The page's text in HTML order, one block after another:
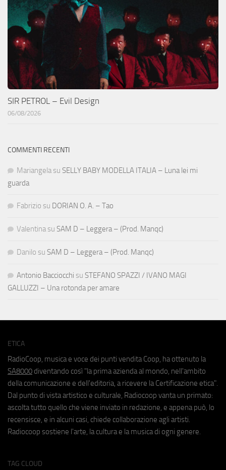
SIR PETROL – Evil Design
06/08/2026
COMMENTI RECENTI
Mariangela su SELLY BABY MODELLA ITALIA – Luna lei mi
guarda
Fabrizio su DORIAN O. A. – Tao
Valentina su SAM D – Leggera – (Prod. Manqc)
Danilo su SAM D – Leggera – (Prod. Manqc)
Antonio Bacciocchi su STEFANO SPAZZI / IVANO MAGI
GALLUZZI – Una rotonda per amare
ETICA
RadioCoop, musica e voce dei punti vendita Coop, ha ottenuto la
SA8000 diventando così "la prima azienda al mondo, nell'ambito
della comunicazione e dell'editoria, a ricevere la Certificazione etica".
Dal punto di vista artistico e culturale, Radiocoop vanta un primato:
ascolta tutto quello che viene inviato in redazione, e appena può, lo
recensisce, e in alcuni casi, chiede collaborazione agli artisti.
Radiocoop sostiene l'arte, la cultura e la musica di ogni genere.
TAG CLOUD